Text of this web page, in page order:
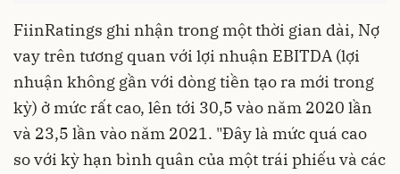
FiinRatings ghi nhận trong một thời gian dài, Nợ
vay trên tương quan với lợi nhuận EBITDA (lợi
nhuận không gần với dòng tiền tạo ra mới trong
kỳ) ở mức rất cao, lên tới 30,5 vào năm 2020 lần
và 23,5 lần vào năm 2021. "Đây là mức quá cao
so với kỳ hạn bình quân của một trái phiếu và các